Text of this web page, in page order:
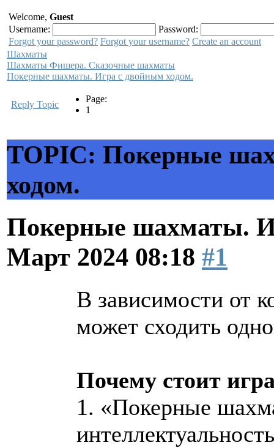
Welcome, Guest
Username:
Password:
Forgot your password? Forgot your username? Create an account
Шахматы
Шахматы Фишера. Сказочные шахматы
Покерные шахматы. Игра с двойным ходом.
Reply Topic
Page:
1
TOPIC: Покерные
ходом.
Покерные шахматы.
Март 2024 08:18 #1
В зависимости от
может сходить
Почему стоит
1. «Покерные